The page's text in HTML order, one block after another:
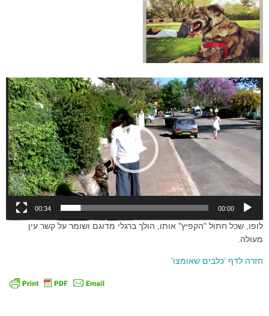
נגן
וידאו
00:00
00:34
לופו, שכל חתול "הקפיץ" אותו, הולך ברגלי מדוגם ושומר על קשר עין
מעולה.
חזרה לדף ‘כלבים שאומצו’